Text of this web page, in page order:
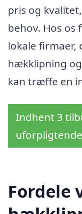
pris og
behov. Hos os
lokale firmaer,
hækklipning
kan træffe en
Indhent 3
uforpligtende
Fordele